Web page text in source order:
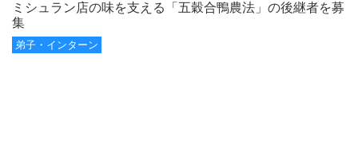
ミシュラン店の味を支える「五穀合鴨農法」の後継者を募
集
弟子・インターン